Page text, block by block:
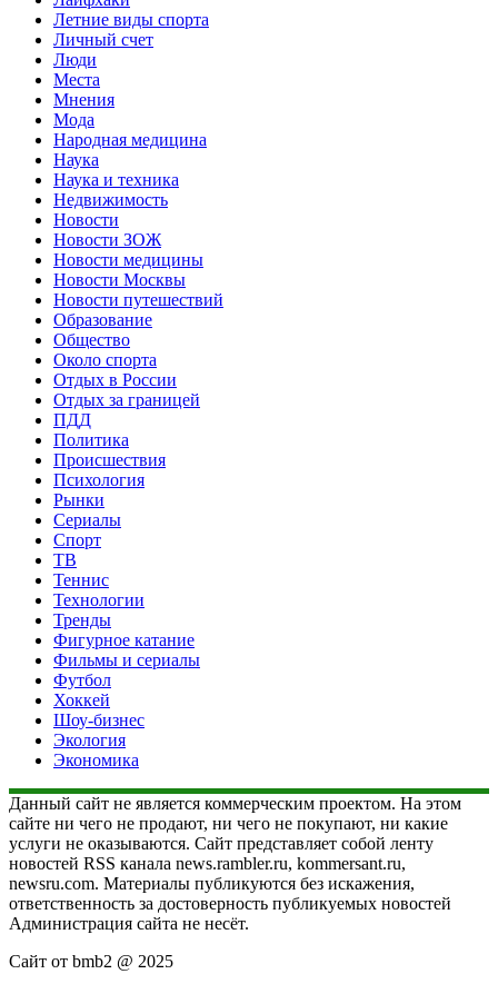
Летние виды спорта
Личный счет
Люди
Места
Мнения
Мода
Народная медицина
Наука
Наука и техника
Недвижимость
Новости
Новости ЗОЖ
Новости медицины
Новости Москвы
Новости путешествий
Образование
Общество
Около спорта
Отдых в России
Отдых за границей
ПДД
Политика
Происшествия
Психология
Рынки
Сериалы
Спорт
ТВ
Теннис
Технологии
Тренды
Фигурное катание
Фильмы и сериалы
Футбол
Хоккей
Шоу-бизнес
Экология
Экономика
Данный сайт не является коммерческим проектом. На этом
сайте ни чего не продают, ни чего не покупают, ни какие
услуги не оказываются. Сайт представляет собой ленту
новостей RSS канала news.rambler.ru, kommersant.ru,
newsru.com. Материалы публикуются без искажения,
ответственность за достоверность публикуемых новостей
Администрация сайта не несёт.
Сайт от bmb2 @ 2025